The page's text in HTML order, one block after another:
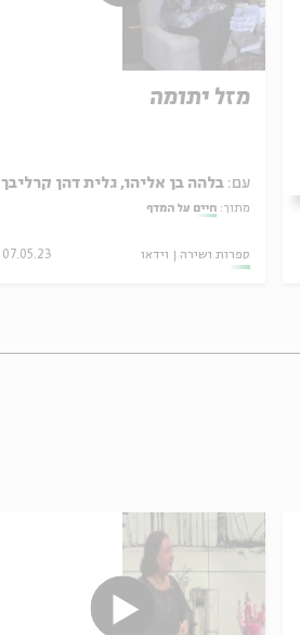
מזל יתומה
עם: בלהה בן אליהו, גלית דהן קרליבך
מתוך: חיים על המדף
ספרות ושירה וידאו 07.05.23